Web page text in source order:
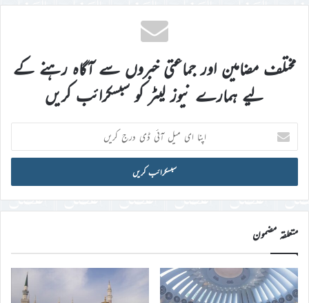
مختلف مضامین اور جماعتی خبروں سے آگاہ رہنے کے
لیے ہمارے نیوز لیٹر کو سبسکرائب کریں
اپنا
ای
میل
ڈی
درج
کریں
متعلقہ مضمون